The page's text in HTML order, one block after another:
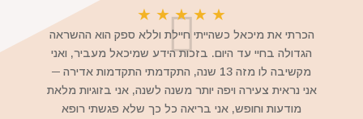
★
★
★
★
★
הכרתי את מיכאל כשהייתי חיילת וללא ספק הוא ההשראה
הגדולה בחיי עד היום. בזכות הידע שמיכאל מעביר, ואני
מקשיבה לו מזה 13 שנה, התקדמתי התקדמות אדירה ─
אני נראית צעירה ויפה יותר משנה לשנה, אני בזוגיות מלאת
מודעות וחופש, אני בריאה כל כך שלא פגשתי רופא